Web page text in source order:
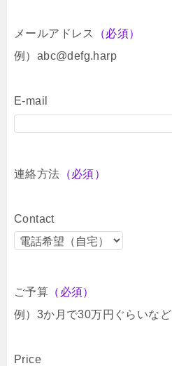
メールアドレス
（必須）
例）abc@defg.harp
E-mail
連絡方法 （必須）
Contact
ご予算 （必須）
例）3か月で30万円ぐらいなど
Price